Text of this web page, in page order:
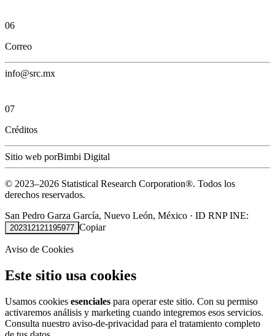
06
Correo
info@src.mx
07
Créditos
Sitio web porBimbi Digital
© 2023–2026 Statistical Research Corporation®. Todos los
derechos reservados.
San Pedro Garza García, Nuevo León, México · ID RNP INE:
202312121195977 Copiar
Aviso de Cookies
Este sitio usa cookies
Usamos cookies esenciales para operar este sitio. Con su permiso
activaremos análisis y marketing cuando integremos esos servicios.
Consulta nuestro aviso-de-privacidad para el tratamiento completo